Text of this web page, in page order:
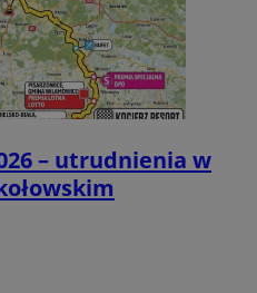
– utrudnienia w